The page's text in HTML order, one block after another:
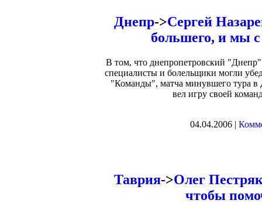
Днепр->Сергей
большего, и мы
В том, что днепропетровский "Днепр"
специалисты и болельщики могли
"Команды", матча минувшего тура в
вел игру своей
04.04.2006 |
Таврия->Олег
чтобы